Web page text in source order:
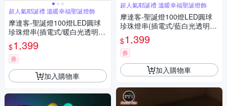
超人氣耶誕禮 溫暖幸福聖誕燈飾
摩達客-聖誕燈100燈LED圓球
珍珠燈串(插電式/暖白光透明
線/ 附控制器跳機)(高亮度又省
電)
$1,399
券
加入購物車
超人氣耶誕禮 溫暖幸福聖誕燈飾
摩達客-聖誕燈100燈LED圓球
珍珠燈串(插電式/藍白光透明
線/ 附控制器跳機)(高亮度又省
電)
$1,399
券
加入購物車